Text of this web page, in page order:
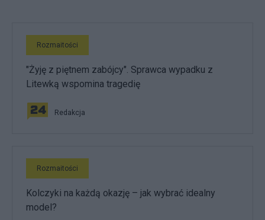
Rozmaitości
"Żyję z piętnem zabójcy". Sprawca wypadku z
Litewką wspomina tragedię
Redakcja
Rozmaitości
Kolczyki na każdą okazję – jak wybrać idealny
model?